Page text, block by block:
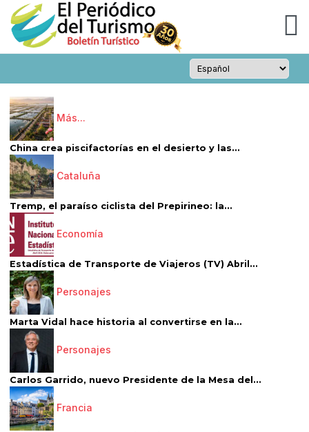
Más...
China crea piscifactorías en el desierto y las...
Cataluña
Tremp, el paraíso ciclista del Prepirineo: la...
Economía
Estadística de Transporte de Viajeros (TV) Abril...
Personajes
Marta Vidal hace historia al convertirse en la...
Personajes
Carlos Garrido, nuevo Presidente de la Mesa del...
Francia